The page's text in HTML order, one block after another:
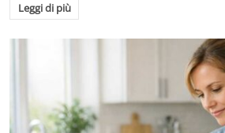
Leggi di più